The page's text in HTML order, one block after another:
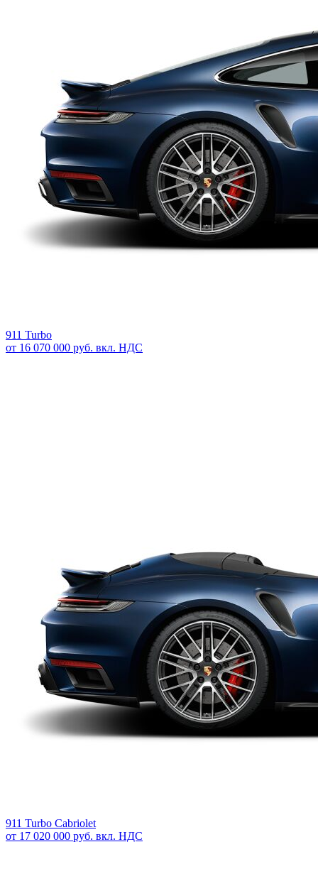
911 Turbo
от 16 070 000 руб. вкл. НДС
911 Turbo Cabriolet
от 17 020 000 руб. вкл. НДС